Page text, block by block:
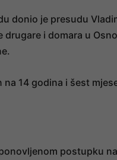
donio je presudu
i domara u
na 14 godina i šest
postupku